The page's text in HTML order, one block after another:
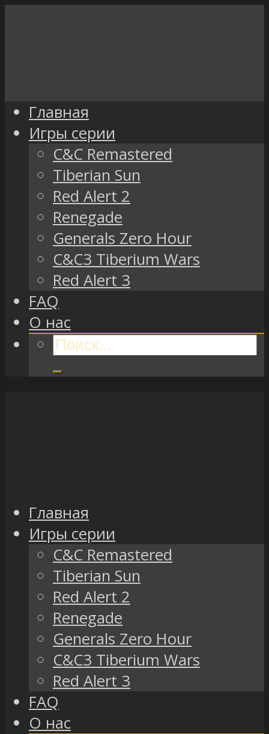
Главная
Игры серии
C&C Remastered
Tiberian Sun
Red Alert 2
Renegade
Generals Zero Hour
C&C3 Tiberium Wars
Red Alert 3
FAQ
О нас
Главная
Игры серии
C&C Remastered
Tiberian Sun
Red Alert 2
Renegade
Generals Zero Hour
C&C3 Tiberium Wars
Red Alert 3
FAQ
О нас